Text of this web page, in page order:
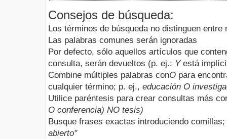
Consejos de búsqueda:
Los términos de búsqueda no distinguen
Las palabras comunes serán ignoradas
Por defecto, sólo aquellos artículos que
consulta, serán devueltos (p. ej.: Yestá
Combine múltiples palabras conO para
cualquier término; p. ej., educación O
Utilice paréntesis para crear consultas más
O conferencia) NO tesis)
Busque frases exactas introduciendo
abierto"